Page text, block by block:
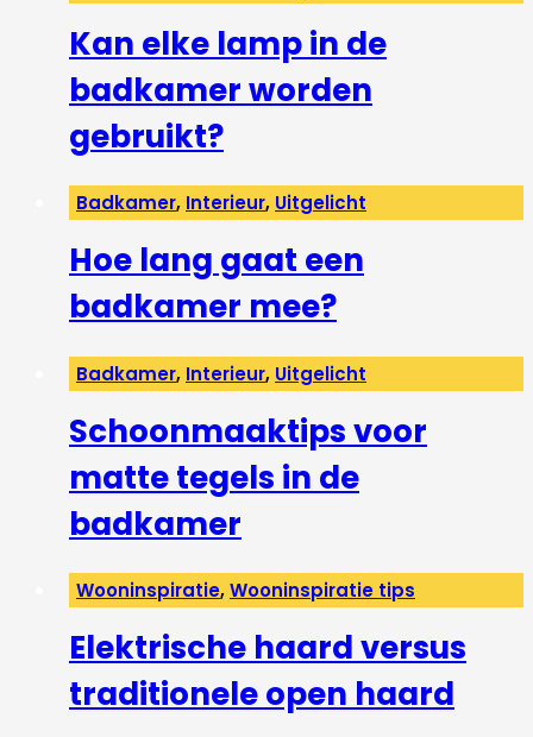
Kan elke lamp in de
badkamer worden
gebruikt?
Badkamer, Interieur, Uitgelicht
Hoe lang gaat een
badkamer mee?
Badkamer, Interieur, Uitgelicht
Schoonmaaktips voor
matte tegels in de
badkamer
Wooninspiratie,Wooninspiratie tips
Elektrische haard versus
traditionele open haard